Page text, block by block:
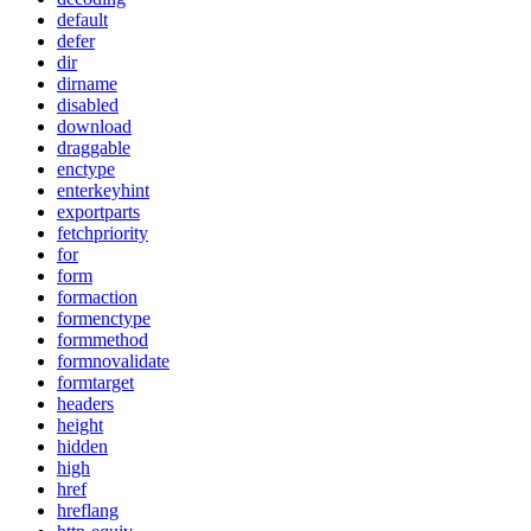
default
defer
dir
dirname
disabled
download
draggable
enctype
enterkeyhint
exportparts
fetchpriority
for
form
formaction
formenctype
formmethod
formnovalidate
formtarget
headers
height
hidden
high
href
hreflang